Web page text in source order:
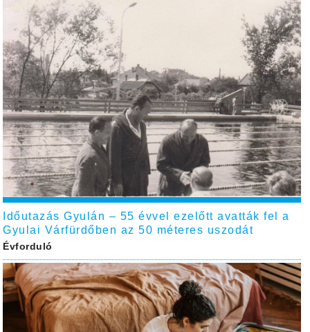
Időutazás Gyulán – 55 évvel ezelőtt avatták fel a
Gyulai Várfürdőben az 50 méteres uszodát
Évforduló